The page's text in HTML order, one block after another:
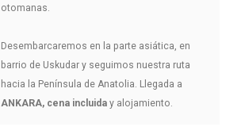
otomanas.
Desembarcaremos en la parte asiática, en
barrio de Uskudar y seguimos nuestra ruta
hacia la Península de Anatolia. Llegada a
ANKARA, cena incluida y alojamiento.